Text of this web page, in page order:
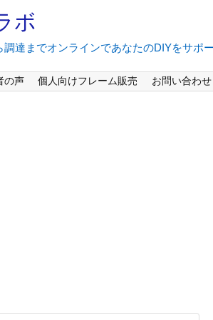
ボ
達までオンラインであなたのDIYをサポ
の声 個人向けフレーム販売 お問い合わせ